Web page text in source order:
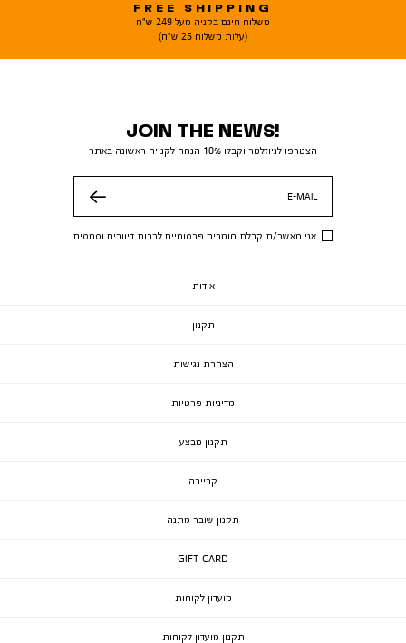
FREE SHIPPING
משלוח חינם בקניה מעל 249 ש"ח
(עלות משלוח 25 ש"ח)
JOIN THE NEWS!
הצטרפו לניוזלטר וקבלו 10% הנחה לקנייה ראשונה באתר
E-MAIL
אני מאשר/ת קבלת חומרים פרסומיים לרבות דיוורים וסמסים
אודות
תקנון
הצהרת נגישות
מדיניות פרטיות
תקנון מבצע
קריירה
תקנון שובר מתנה
GIFT CARD
מועדון לקוחות
תקנון מועדון לקוחות